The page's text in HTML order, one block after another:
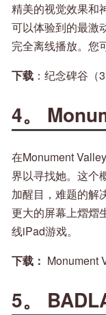
精美的视觉效果和
可以体验到的最激
完全离线播放。您
下载 ：纪念碑谷（
4。
在Monument
界以寻找她。这个
加醒目，难题的解
更大的屏幕上熠熠
线iPad游戏。
下载： Monument
5。